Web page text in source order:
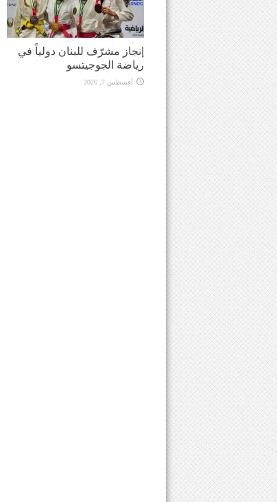
إنجاز مشرّف للبنان دولياً في
رياضة الجوجيتسو
أغسطس 7, 2026